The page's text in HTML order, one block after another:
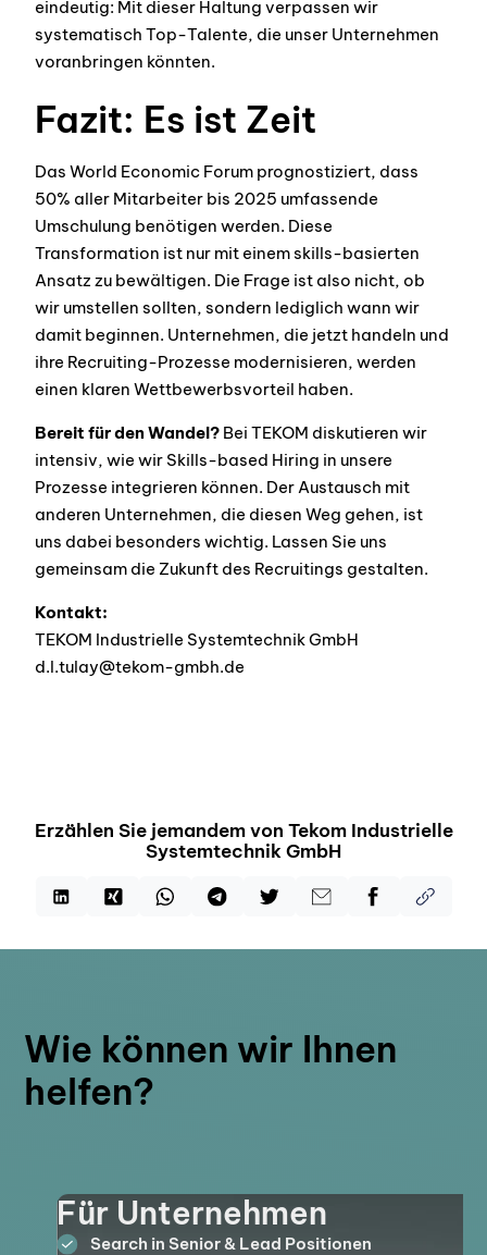
eindeutig: Mit dieser Haltung verpassen wir
systematisch Top-Talente, die unser Unternehmen
voranbringen könnten.
Fazit: Es ist Zeit
Das World Economic Forum prognostiziert, dass
50% aller Mitarbeiter bis 2025 umfassende
Umschulung benötigen werden. Diese
Transformation ist nur mit einem skills-basierten
Ansatz zu bewältigen. Die Frage ist also nicht, ob
wir umstellen sollten, sondern lediglich wann wir
damit beginnen. Unternehmen, die jetzt handeln und
ihre Recruiting-Prozesse modernisieren, werden
einen klaren Wettbewerbsvorteil haben.
Bereit für den Wandel? Bei TEKOM diskutieren wir
intensiv, wie wir Skills-based Hiring in unsere
Prozesse integrieren können. Der Austausch mit
anderen Unternehmen, die diesen Weg gehen, ist
uns dabei besonders wichtig. Lassen Sie uns
gemeinsam die Zukunft des Recruitings gestalten.
Kontakt:
TEKOM Industrielle Systemtechnik GmbH
d.l.tulay@tekom-gmbh.de
Erzählen Sie jemandem von Tekom Industrielle
Systemtechnik GmbH
Wie können wir Ihnen
helfen?
Für Unternehmen
Search in Senior & Lead Positionen